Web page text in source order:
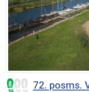
72. posms.